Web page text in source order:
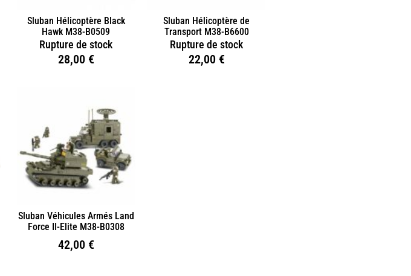
Sluban Hélicoptère Black
Hawk M38-B0509
Rupture de stock
28,00 €
Sluban Hélicoptère de
Transport M38-B6600
Rupture de stock
22,00 €
Sluban Véhicules Armés Land
Force II-Elite M38-B0308
42,00 €